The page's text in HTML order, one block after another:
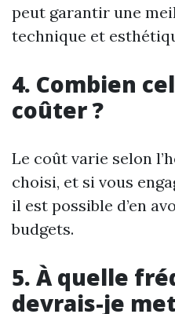
peut garantir une
technique et
4. Combien
coûter ?
Le coût varie selon
choisi, et si vous
il est possible d’en
budgets.
5. À quelle
devrais-je